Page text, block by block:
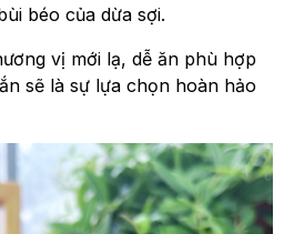
béo của dừa sợi.
vị mới lạ, dễ ăn phù hợp
sẽ là sự lựa chọn hoàn hảo